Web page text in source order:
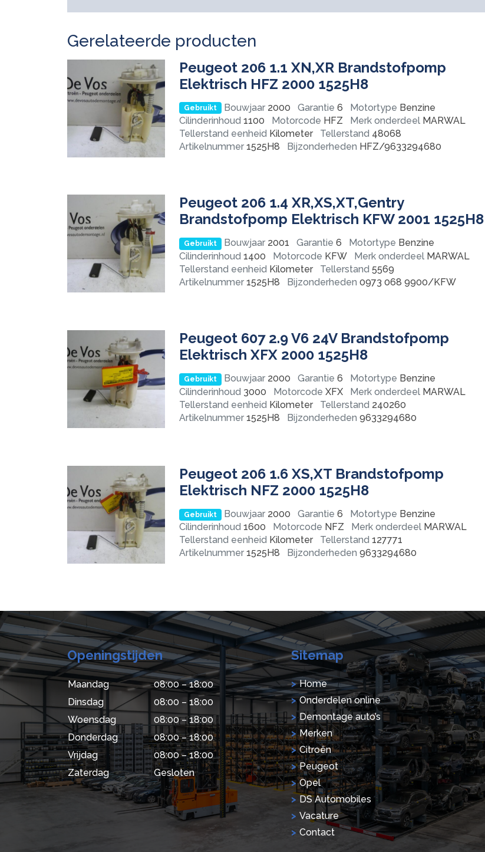
Gerelateerde producten
Peugeot 206 1.1 XN,XR Brandstofpomp
Elektrisch HFZ 2000 1525H8
Gebruikt Bouwjaar2000 Garantie 6 Motortype Benzine
Cilinderinhoud 1100 Motorcode HFZ Merk onderdeel MARWAL
Tellerstand eenheid Kilometer Tellerstand 48068
Artikelnummer 1525H8 Bijzonderheden HFZ/9633294680
Peugeot 206 1.4 XR,XS,XT,Gentry
Brandstofpomp Elektrisch KFW 2001 1525H8
Gebruikt Bouwjaar2001 Garantie 6 Motortype Benzine
Cilinderinhoud 1400 Motorcode KFW Merk onderdeel MARWAL
Tellerstand eenheid Kilometer Tellerstand 5569
Artikelnummer 1525H8 Bijzonderheden 0973 068 9900/KFW
Peugeot 607 2.9 V6 24V Brandstofpomp
Elektrisch XFX 2000 1525H8
Gebruikt Bouwjaar2000 Garantie 6 Motortype Benzine
Cilinderinhoud 3000 Motorcode XFX Merk onderdeel MARWAL
Tellerstand eenheid Kilometer Tellerstand 240260
Artikelnummer 1525H8 Bijzonderheden 9633294680
Peugeot 206 1.6 XS,XT Brandstofpomp
Elektrisch NFZ 2000 1525H8
Gebruikt Bouwjaar2000 Garantie 6 Motortype Benzine
Cilinderinhoud 1600 Motorcode NFZ Merk onderdeel MARWAL
Tellerstand eenheid Kilometer Tellerstand 127771
Artikelnummer 1525H8 Bijzonderheden 9633294680
Openingstijden
Maandag
08:00 – 18:00
Dinsdag
08:00 – 18:00
Woensdag
08:00 – 18:00
Donderdag
08:00 – 18:00
Vrijdag
08:00 – 18:00
Zaterdag
Gesloten
Sitemap
Home
Onderdelen online
Demontage auto’s
Merken
Citroën
Peugeot
Opel
DS Automobiles
Vacature
Contact